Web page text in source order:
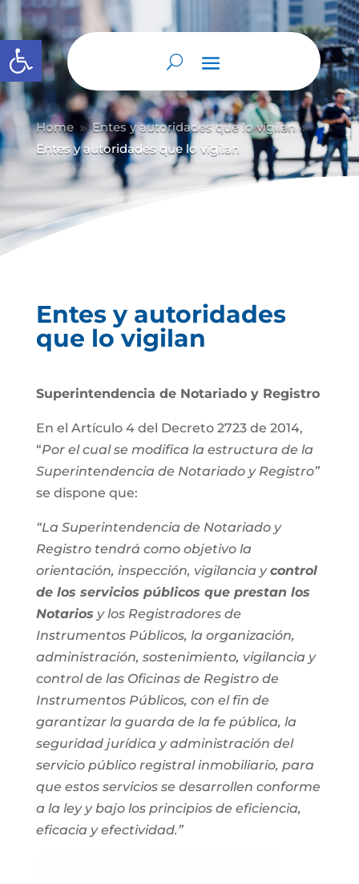
Abrir barra de herramientas
Home 9 Entes y autoridades que lo vigilan 9
Entes y autoridades que lo vigilan
Entes y autoridades
que lo vigilan
Superintendencia de Notariado y Registro
En el Artículo 4 del Decreto 2723 de 2014,
“Por el cual se modifica la estructura de la
Superintendencia de Notariado y Registro”
se dispone que:
“La Superintendencia de Notariado y
Registro tendrá como objetivo la
orientación, inspección, vigilancia ycontrol
de los servicios públicos que prestan los
Notarios y los Registradores de
Instrumentos Públicos, la organización,
administración, sostenimiento, vigilancia y
control de las Oficinas de Registro de
Instrumentos Públicos, con el fin de
garantizar la guarda de la fe pública, la
seguridad jurídica y administración del
servicio público registral inmobiliario, para
que estos servicios se desarrollen conforme
a la ley y bajo los principios de eficiencia,
eficacia y efectividad.”